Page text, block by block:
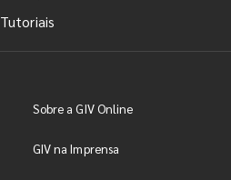
Tutoriais
Sobre a GIV Online
GIV na Imprensa